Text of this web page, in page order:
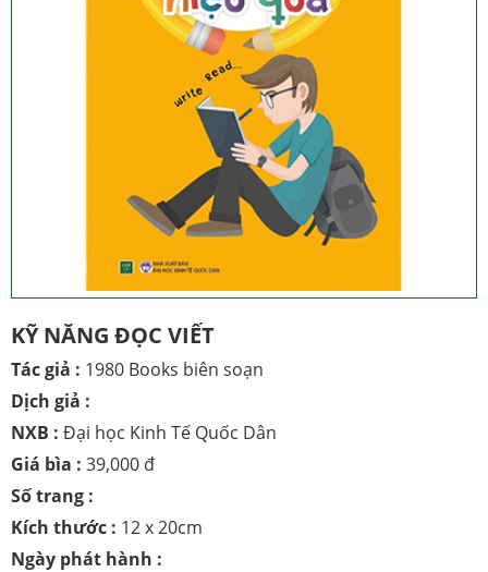
KỸ NĂNG ĐỌC VIẾT
Tác giả : 1980 Books biên soạn
Dịch giả :
NXB : Đại học Kinh Tế Quốc Dân
Giá bìa : 39,000 đ
Số trang :
Kích thước : 12 x 20cm
Ngày phát hành :